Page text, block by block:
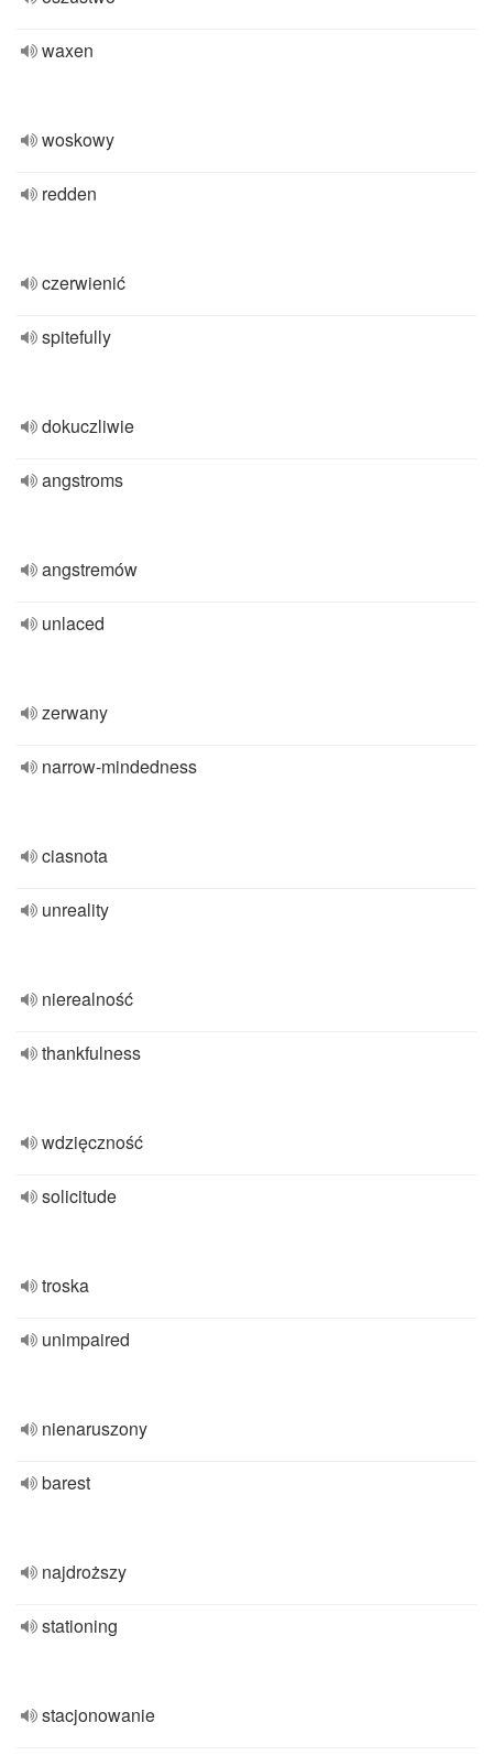
waxen
woskowy
redden
czerwienić
spitefully
dokuczliwie
angstroms
angstremów
unlaced
zerwany
narrow-mindedness
ciasnota
unreality
nierealność
thankfulness
wdzięczność
solicitude
troska
unimpaired
nienaruszony
barest
najdroższy
stationing
stacjonowanie